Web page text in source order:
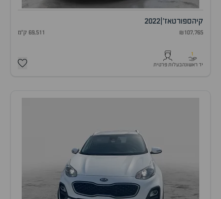
קיהספורטאז' 2022
₪107,765 69,511 ק"מ
1
יד ראשונהבעלות פרטית